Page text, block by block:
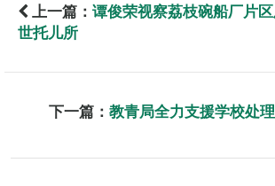
上一篇： 谭俊荣视察荔枝碗船厂片
世托儿所
下一篇： 教青局全力支援学校处